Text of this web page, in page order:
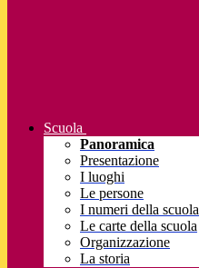
Scuola
Panoramica
Presentazione
I luoghi
Le persone
I numeri della scuola
Le carte della scuola
Organizzazione
La storia